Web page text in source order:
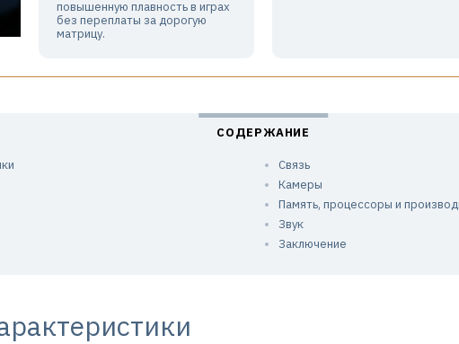
повышенную плавность в играх
без переплаты за дорогую
матрицу.
Связь
Камеры
Память, процессоры и
Звук
Заключение